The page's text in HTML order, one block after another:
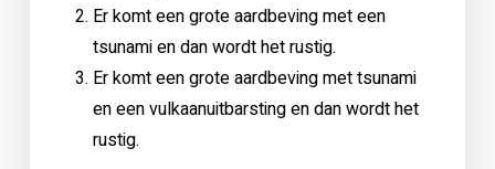
⁠Er komt een grote aardbeving met een
tsunami en dan wordt het rustig.
⁠Er komt een grote aardbeving met tsunami
en een vulkaanuitbarsting en dan wordt het
rustig.